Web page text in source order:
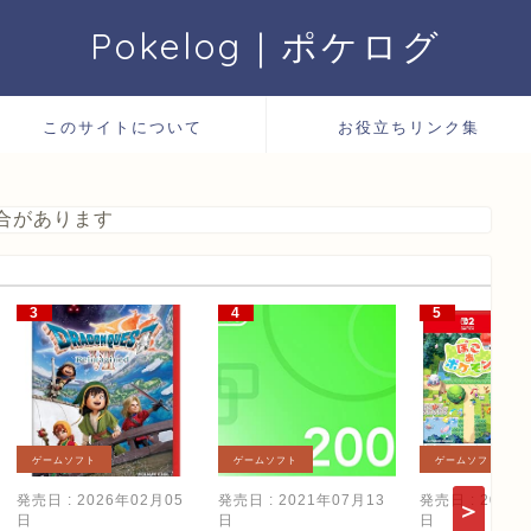
Pokelog｜ポケログ
このサイトについて お役立ちリンク集
があります
ゲームソフト
発売日 : 2026年02月05
日
ゲームソフト
発売日 : 2021年07月13
日
ゲームソフト
発売日 : 2026
日